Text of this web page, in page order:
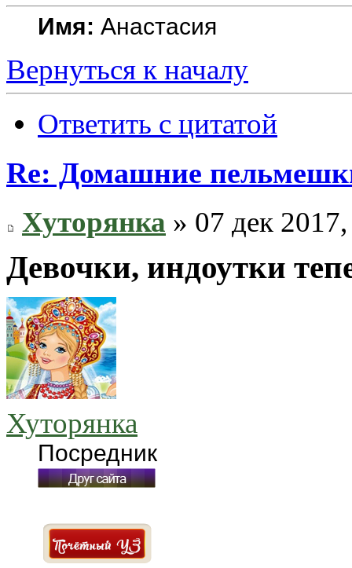
Имя: Анастасия
Вернуться к началу
Ответить с цитатой
Re: Домашние
Хуторянка » 07 дек
Девочки, индоутки
Хуторянка
Посредник